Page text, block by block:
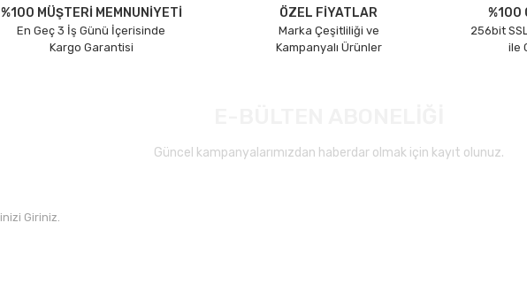
%100 MÜŞTERİ MEMNUNİYETİ
En Geç 3 İş Günü İçerisinde
Kargo Garantisi
ÖZEL FİYATLAR
Marka Çeşitliliği ve
Kampanyalı Ürünler
%100
256bit
ile
Güncel kampanyalarımızdan haberdar olmak için kayıt olunuz.